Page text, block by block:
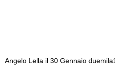
Angelo Lella il 30 Gennaio